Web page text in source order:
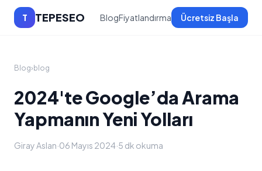
T TEPESEO BlogFiyatlandırma Ücretsiz Başla
Blog› blog
2024'te Google’da Arama
Yapmanın Yeni Yolları
Giray Aslan·06 Mayıs 2024·5 dk okuma